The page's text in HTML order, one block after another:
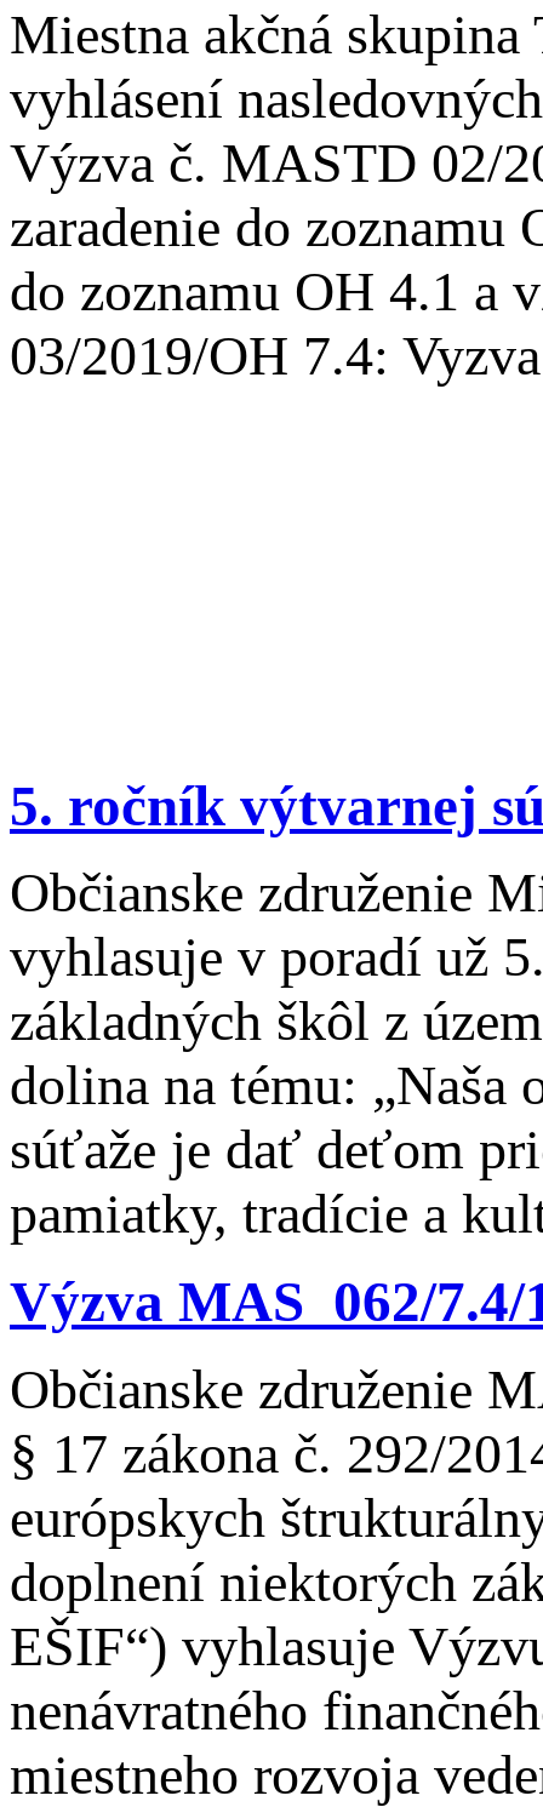
Miestna akčná
vyhlásení
Výzva č. MASTD 02/
zaradenie do
do zoznamu OH 4.1 a
03/2019/OH 7.4:
5. ročník výtvarnej
Občianske združenie
vyhlasuje v poradí už
základných škôl z
dolina na tému: „Naša
súťaže je dať deťom
pamiatky, tradície a
Výzva MAS_062/
Občianske združenie
§ 17 zákona č. 292/
európskych
doplnení niektorých
EŠIF“) vyhlasuje
nenávratného
miestneho rozvoja